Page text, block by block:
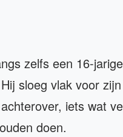
zelfs een 16-
sloeg vlak voor
iets wat
doen.